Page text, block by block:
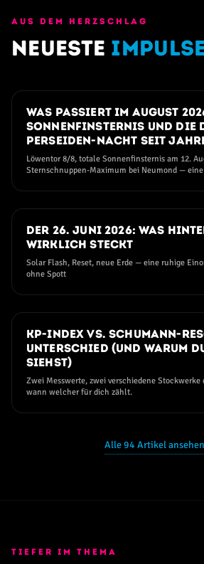
AUS DEM HERZSCHLAG
Neueste
25. JULI 2026
Was passiert im August
Sonnenfinsternis und die
Perseiden-Nacht seit
Löwentor 8/8, totale Sonnenfinsternis am 12.
Sternschnuppen-Maximum bei Neumond —
11. JUNI 2026
Der 26. Juni 2026: Was
wirklich steckt
Solar Flash, Reset, neue Erde — eine ruhige
ohne Spott
09. JUNI 2026
Kp-Index vs. Schumann-
Unterschied (und warum
siehst)
Zwei Messwerte, zwei verschiedene
wann welcher für dich zählt.
Alle 94 Artikel ansehen
TIEFER IM THEMA